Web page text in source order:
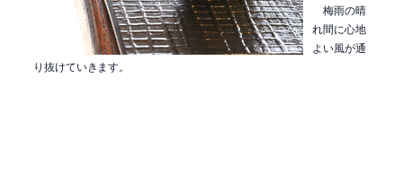
梅雨の晴
れ間に心地
よい風が通
り抜けていきます。